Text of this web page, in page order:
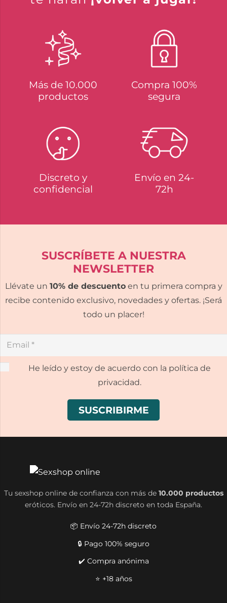
Más de 10.000
productos
Compra 100%
segura
Discreto y
confidencial
Envío en 24-
72h
SUSCRÍBETE A NUESTRA
NEWSLETTER
Llévate un 10% de descuentoen tu primera compra y
recibe contenido exclusivo, novedades y ofertas. ¡Será
todo un placer!
He leído y estoy de acuerdo con la política de
privacidad.
Tu sexshop online de confianza con más de 10.000 productos
eróticos. Envío en 24-72h discreto en toda España.
📦 Envío 24-72h discreto
🔒 Pago 100% seguro
✔️ Compra anónima
⭐ +18 años